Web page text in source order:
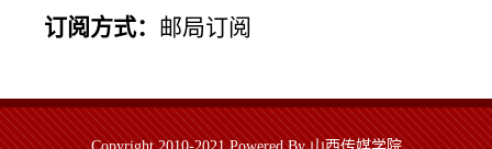
订阅方式： 邮局订阅